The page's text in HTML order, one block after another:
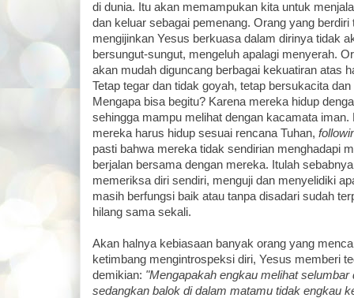
di dunia. Itu akan memampukan kita untuk
dan keluar sebagai pemenang. Orang yang
mengijinkan Yesus berkuasa dalam dirinya tidak
bersungut-sungut, mengeluh apalagi menyerah.
akan mudah diguncang berbagai kekuatiran atas
Tetap tegar dan tidak goyah, tetap bersukacita
Mengapa bisa begitu? Karena mereka hidup
sehingga mampu melihat dengan kacamata iman.
mereka harus hidup sesuai rencana Tuhan,
pasti bahwa mereka tidak sendirian menghadapi
berjalan bersama dengan mereka. Itulah
memeriksa diri sendiri, menguji dan menyelidiki
masih berfungsi baik atau tanpa disadari sudah
hilang sama sekali.
Akan halnya kebiasaan banyak orang yang
ketimbang mengintrospeksi diri, Yesus memberi
demikian: "Mengapakah engkau melihat
sedangkan balok di dalam matamu tidak engkau